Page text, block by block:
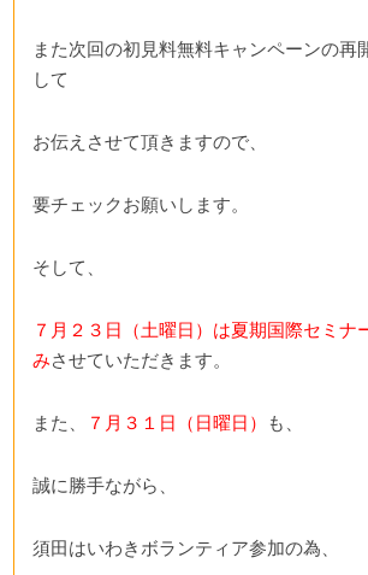
また次回の初見料無料キャンペーンの再
して
お伝えさせて頂きますので、
要チェックお願いします。
そして、
７月２３日（土曜日）は夏期国際セミナ
みさせていただきます。
また、 ７月３１日（日曜日） も、
誠に勝手ながら、
須田はいわきボランティア参加の為、